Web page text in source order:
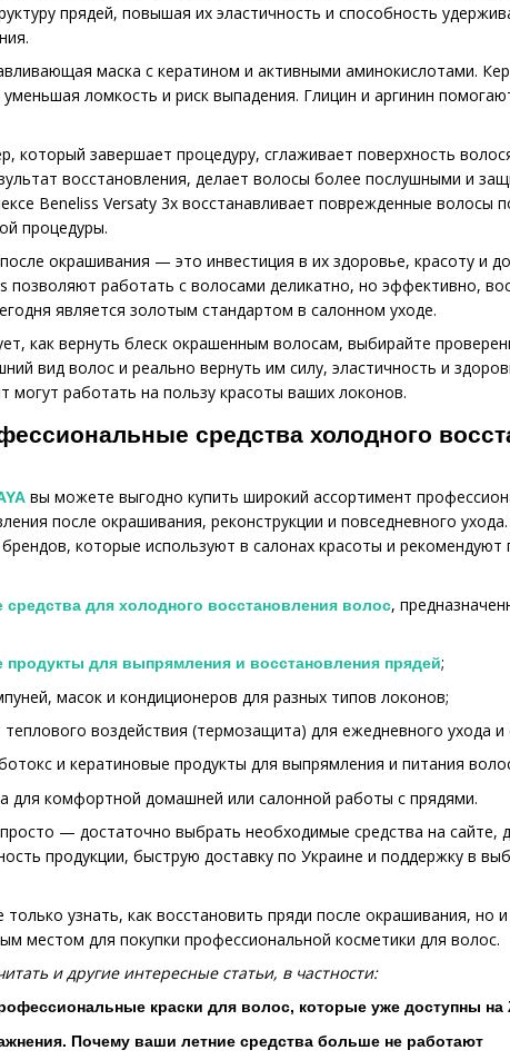
прядей, повышая их эластичность и способность
маска с кератином и активными аминокислотами.
ломкость и риск выпадения. Глицин и аргинин
который завершает процедуру, сглаживает поверхность
восстановления, делает волосы более послушными и
Beneliss Versaty 3x восстанавливает поврежденные
процедуры.
окрашивания — это инвестиция в их здоровье, красоту и
позволяют работать с волосами деликатно, но эффективно,
является золотым стандартом в салонном уходе.
как вернуть блеск окрашенным волосам, выбирайте
вид волос и реально вернуть им силу, эластичность и
могут работать на пользу красоты ваших локонов.
средства холодного
вы можете выгодно купить широкий ассортимент
после окрашивания, реконструкции и повседневного
которые используют в салонах красоты и
для холодного восстановления волос,
для выпрямления и восстановления прядей;
масок и кондиционеров для разных типов локонов;
воздействия (термозащита) для ежедневного ухода и
и кератиновые продукты для выпрямления и питания
для комфортной домашней или салонной работы с прядями.
— достаточно выбрать необходимые средства на сайте,
продукции, быструю доставку по Украине и поддержку в
только узнать, как восстановить пряди после окрашивания,
местом для покупки профессиональной косметики для волос.
и другие интересные статьи, в частности:
краски для волос, которые уже доступны на
Почему ваши летние средства больше не работают